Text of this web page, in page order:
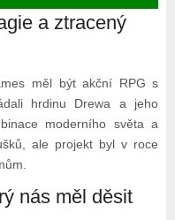
a ztracený
měl být akční RPG s
hrdinu Drewa a jeho
moderního světa a
ale projekt byl v roce
nás měl děsit